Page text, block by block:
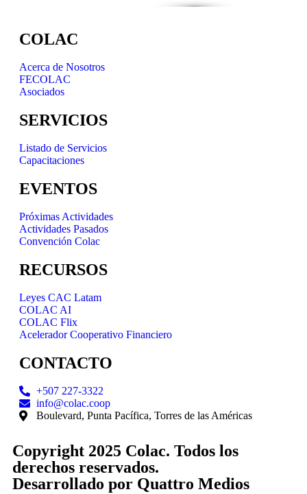
COLAC
Acerca de Nosotros
FECOLAC
Asociados
SERVICIOS
Listado de Servicios
Capacitaciones
EVENTOS
Próximas Actividades
Actividades Pasados
Convención Colac
RECURSOS
Leyes CAC Latam
COLAC AI
COLAC Flix
Acelerador Cooperativo Financiero
CONTACTO
+507 227-3322
info@colac.coop
Boulevard, Punta Pacífica, Torres de las Américas
Copyright 2025 Colac. Todos los
derechos reservados.
Desarrollado por Quattro Medios